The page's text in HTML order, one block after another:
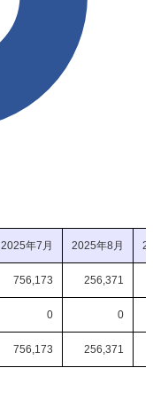
2025年7月 2025年8月
756,173 256,371
0 0
756,173 256,371